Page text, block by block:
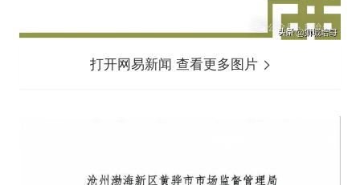
打开网易新闻 查看更多图片